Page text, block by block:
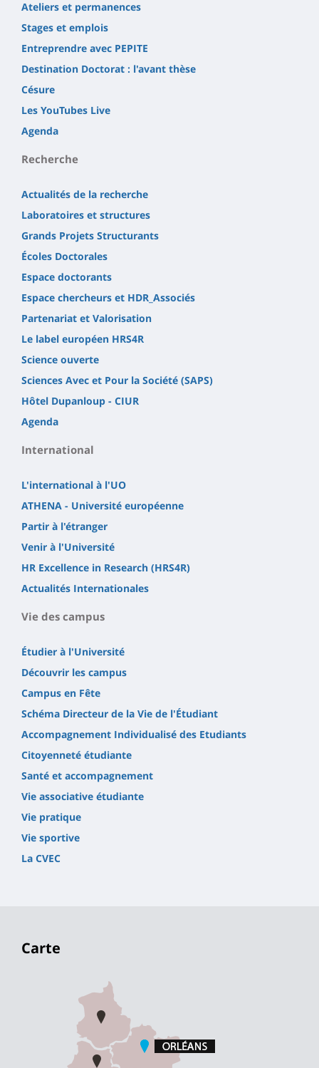
Ateliers et permanences
Stages et emplois
Entreprendre avec PEPITE
Destination Doctorat : l'avant thèse
Césure
Les YouTubes Live
Agenda
Recherche
Actualités de la recherche
Laboratoires et structures
Grands Projets Structurants
Écoles Doctorales
Espace doctorants
Espace chercheurs et HDR_Associés
Partenariat et Valorisation
Le label européen HRS4R
Science ouverte
Sciences Avec et Pour la Société (SAPS)
Hôtel Dupanloup - CIUR
Agenda
International
L'international à l'UO
ATHENA - Université européenne
Partir à l'étranger
Venir à l'Université
HR Excellence in Research (HRS4R)
Actualités Internationales
Vie des campus
Étudier à l'Université
Découvrir les campus
Campus en Fête
Schéma Directeur de la Vie de l'Étudiant
Accompagnement Individualisé des Etudiants
Citoyenneté étudiante
Santé et accompagnement
Vie associative étudiante
Vie pratique
Vie sportive
La CVEC
Carte